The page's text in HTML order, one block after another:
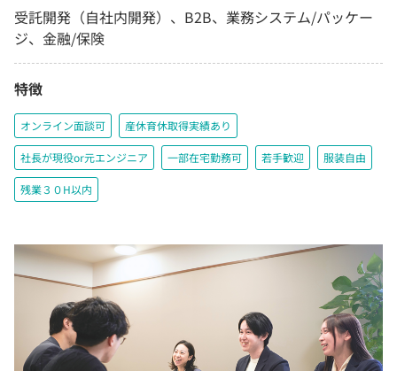
受託開発（自社内開発）、B2B、業務システム/パッケー
ジ、金融/保険
特徴
オンライン面談可 産休育休取得実績あり
社長が現役or元エンジニア 一部在宅勤務可 若手歓迎 服装自由
残業３０H以内